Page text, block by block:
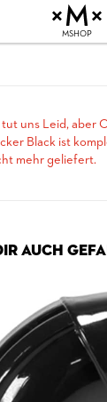
MSHOP
tut uns Leid, aber
Black ist
mehr geliefert.
AUCH